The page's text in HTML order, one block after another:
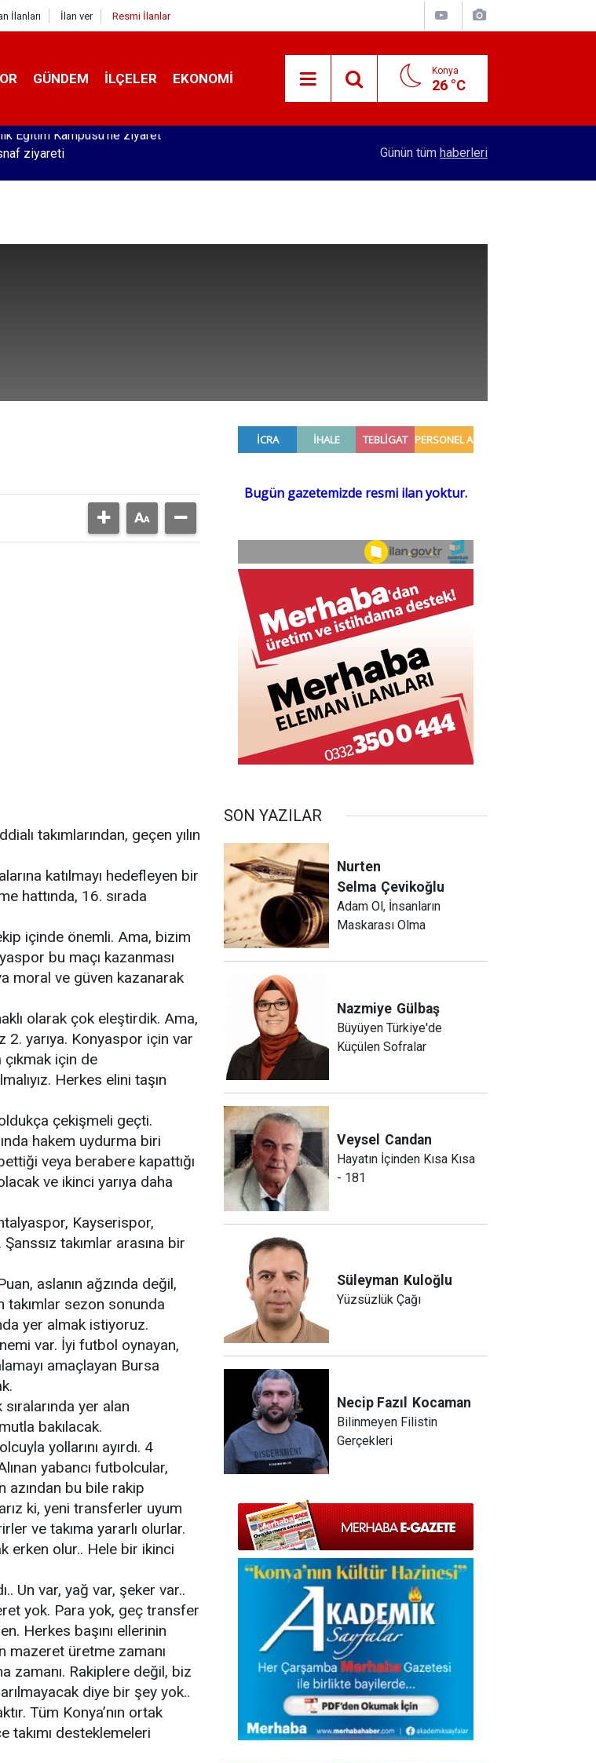
İlanları İlan ver Resmi İlanlar
GÜNDEM İLÇELER EKONOMI Konya
26 °C
ziyareti Konyalı patron 70 bin TL maaşla personel
Günün tüm haberleri
takımlarından, geçen yılın
katılmayı hedefleyen bir
hattında, 16. sırada
içinde önemli. Ama, bizim
bu maçı kazanması
moral ve güven kazanarak
olarak çok eleştirdik. Ama,
2. yarıya. Konyaspor için var
için de
Herkes elini taşın
çekişmeli geçti.
hakem uydurma biri
veya berabere kapattığı
ve ikinci yarıya daha
Kayserispor,
takımlar arasına bir
aslanın ağzında değil,
takımlar sezon sonunda
yer almak istiyoruz.
var. İyi futbol oynayan,
amaçlayan Bursa
yer alan
bakılacak.
yollarını ayırdı. 4
yabancı futbolcular,
azından bu bile rakip
ki, yeni transferler uyum
ve takıma yararlı olurlar.
erken olur.. Hele bir ikinci
Un var, yağ var, şeker var..
yok. Para yok, geç transfer
Herkes başını ellerinin
mazeret üretme zamanı
zamanı. Rakiplere değil, biz
diye bir şey yok..
Tüm Konya’nın ortak
takımı desteklemeleri
SON YAZILAR
Nurten
Selma Çevikoğlu
Adam Ol, İnsanların
Maskarası Olma
Nazmiye Gülbaş
Büyüyen Türkiye'de
Küçülen Sofralar
Veysel Candan
Hayatın İçinden Kısa Kısa
- 181
Süleyman Kuloğlu
Yüzsüzlük Çağı
Necip Fazıl Kocaman
Bilinmeyen Filistin
Gerçekleri